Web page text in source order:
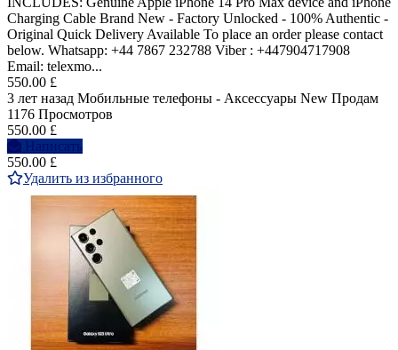
Charging Cable Brand New - Factory Unlocked - 100% Authentic -
Original Quick Delivery Available To place an order please contact
below. Whatsapp: +44 7867 232788 Viber : +447904717908
Email: telexmo...
550.00 £
3 лет назад Мобильные телефоны - Аксессуары New Продам
1176 Просмотров
550.00 £
Написать
550.00 £
Удалить из избранного